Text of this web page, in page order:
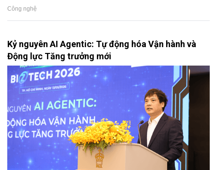
Công nghệ
Kỷ nguyên AI Agentic: Tự động hóa Vận hành và
Động lực Tăng trưởng mới